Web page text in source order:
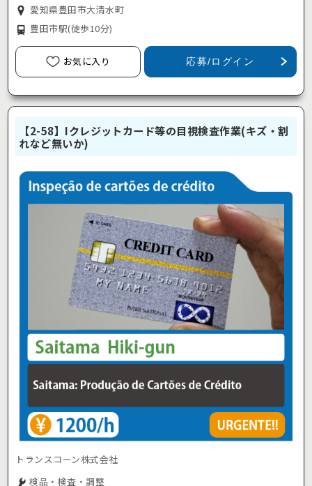
愛知県豊田市大清水町
豊田市駅(徒歩10分)
お気に入り 応募/ログイン
【2-58】Iクレジットカード等の目視検査作業(キズ・割
れなど無いか)
トランスコーン株式会社
検品・検査・調整